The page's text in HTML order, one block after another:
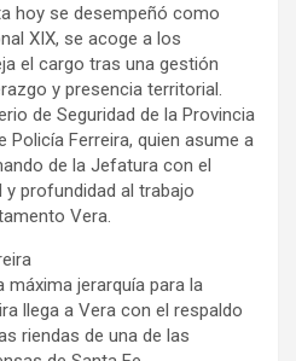
hoy se desempeñó como
XIX, se acoge a los
el cargo tras una gestión
y presencia territorial.
de Seguridad de la Provincia
Policía Ferreira, quien asume a
de la Jefatura con el
profundidad al trabajo
Vera.
jerarquía para la
llega a Vera con el respaldo
riendas de una de las